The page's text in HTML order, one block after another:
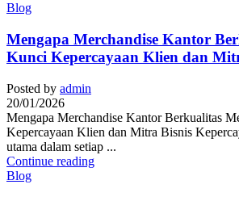
Blog
Mengapa Merchandise Kantor
Kunci Kepercayaan Klien dan
Posted by admin
20/01/2026
Mengapa Merchandise Kantor Berkualitas
Kepercayaan Klien dan Mitra Bisnis
utama dalam setiap ...
Continue reading
Blog